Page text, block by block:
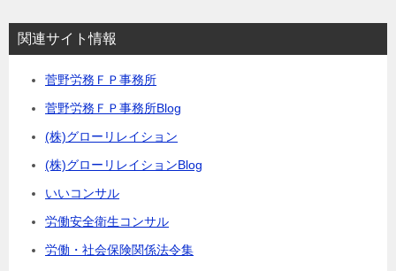
関連サイト情報
菅野労務ＦＰ事務所
菅野労務ＦＰ事務所Blog
(株)グローリレイション
(株)グローリレイションBlog
いいコンサル
労働安全衛生コンサル
労働・社会保険関係法令集